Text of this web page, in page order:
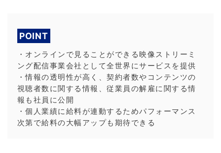
POINT
・オンラインで見ることができる映像ストリーミ
ング配信事業会社として全世界にサービスを提供
・情報の透明性が高く、契約者数やコンテンツの
視聴者数に関する情報、従業員の解雇に関する情
報も社員に公開
・個人業績に給料が連動するためパフォーマンス
次第で給料の大幅アップも期待できる